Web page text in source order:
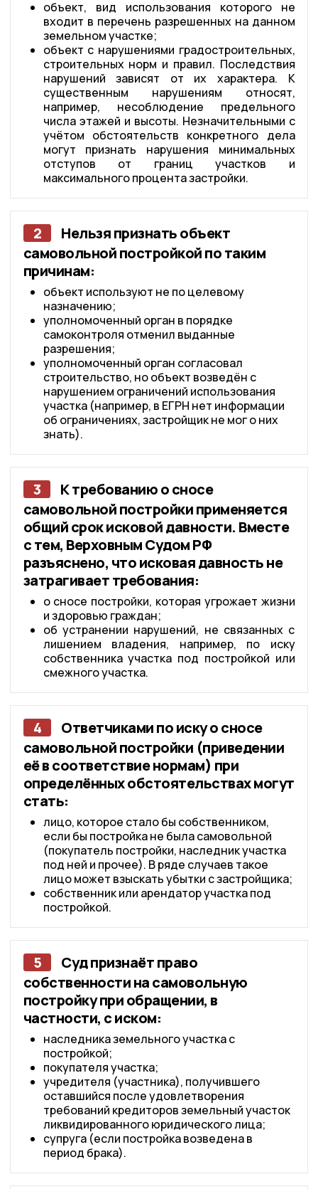
объект, вид использования которого не
входит в перечень разрешенных на данном
земельном участке;
объект с нарушениями градостроительных,
строительных норм и правил. Последствия
нарушений зависят от их характера. К
существенным нарушениям относят,
например, несоблюдение предельного
числа этажей и высоты. Незначительными с
учётом обстоятельств конкретного дела
могут признать нарушения минимальных
отступов от границ участков и
максимального процента застройки.
2
Нельзя признать объект
самовольной постройкой по таким
причинам:
объект используют не по целевому
назначению;
уполномоченный орган в порядке
самоконтроля отменил выданные
разрешения;
уполномоченный орган согласовал
строительство, но объект возведён с
нарушением ограничений использования
участка (например, в ЕГРН нет информации
об ограничениях, застройщик не мог о них
знать).
3
К требованию о сносе
самовольной постройки применяется
общий срок исковой давности. Вместе
с тем, Верховным Судом РФ
разъяснено, что исковая давность не
затрагивает требования:
о сносе постройки, которая угрожает жизни
и здоровью граждан;
об устранении нарушений, не связанных с
лишением владения, например, по иску
собственника участка под постройкой или
смежного участка.
4
Ответчиками по иску о сносе
самовольной постройки (приведении
её в соответствие нормам) при
определённых обстоятельствах могут
стать:
лицо, которое стало бы собственником,
если бы постройка не была самовольной
(покупатель постройки, наследник участка
под ней и прочее). В ряде случаев такое
лицо может взыскать убытки с застройщика;
собственник или арендатор участка под
постройкой.
5
Суд признаёт право
собственности на самовольную
постройку при обращении, в
частности, с иском:
наследника земельного участка с
постройкой;
покупателя участка;
учредителя (участника), получившего
оставшийся после удовлетворения
требований кредиторов земельный участок
ликвидированного юридического лица;
супруга (если постройка возведена в
период брака).